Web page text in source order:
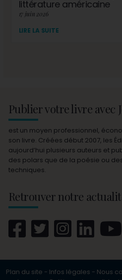
littérature américaine
17 juin 2026
LIRE LA SUITE
Publier votre livre avec
est un moyen professionnel,
son livre. Créées début 2007, les
aujourd’hui plusieurs auteurs et
des polars que de la poésie ou
techniques.
Retrouver notre
Plan du site - Infos légales - Nous